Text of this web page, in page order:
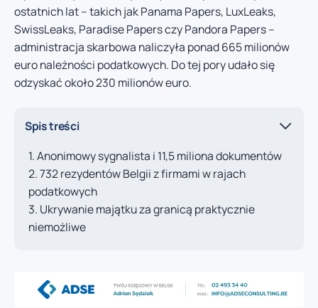
ostatnich lat – takich jak Panama Papers, LuxLeaks,
SwissLeaks, Paradise Papers czy Pandora Papers –
administracja skarbowa naliczyła ponad 665 milionów
euro należności podatkowych. Do tej pory udało się
odzyskać około 230 milionów euro.
Spis treści
Anonimowy sygnalista i 11,5 miliona dokumentów
732 rezydentów Belgii z firmami w rajach
podatkowych
Ukrywanie majątku za granicą praktycznie
niemożliwe